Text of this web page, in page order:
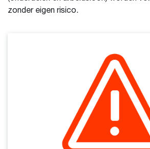
zonder eigen risico.